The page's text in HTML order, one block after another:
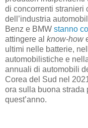
di concorrenti stranieri
dell’industria
Benz e BMW stanno
attingere al know-how
ultimi nelle batterie,
automobilistiche e
annuali di automobili
Corea del Sud nel
ora sulla buona strada
quest’anno.